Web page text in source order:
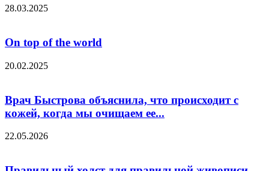
28.03.2025
On top of the world
20.02.2025
Врач Быстрова объяснила, что происходит с
кожей, когда мы очищаем ее...
22.05.2026